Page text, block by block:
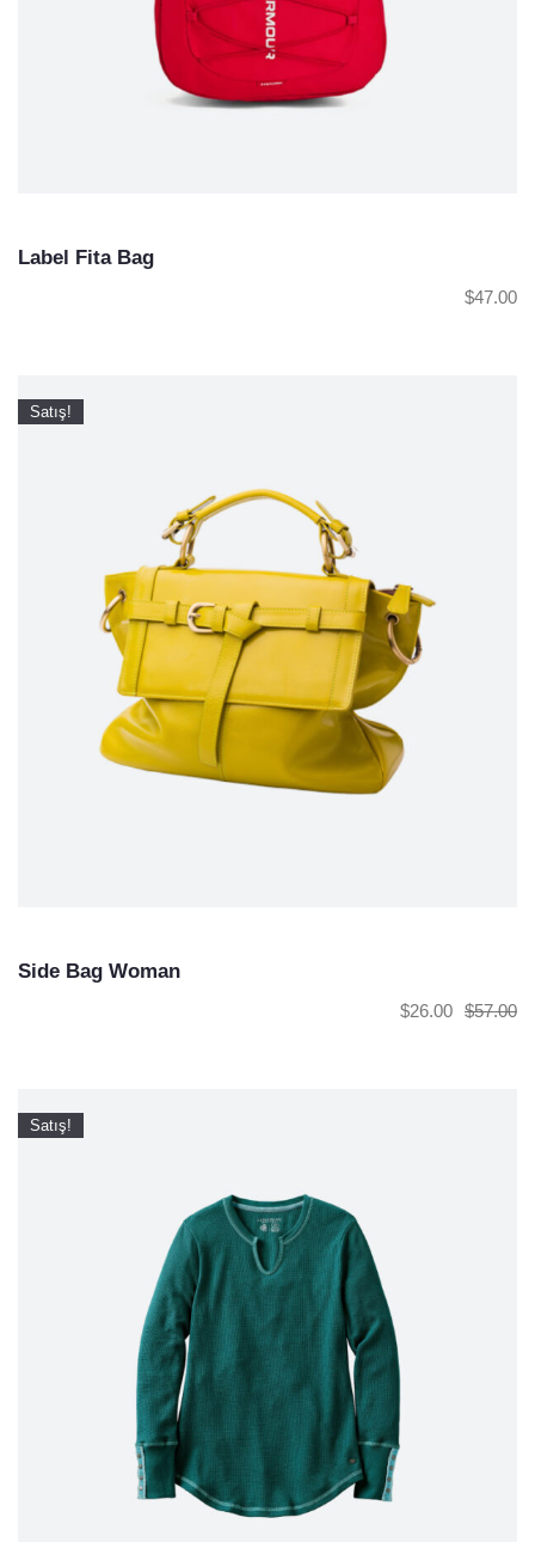
Label Fita Bag
$47.00
Satış!
Side Bag Woman
$57.00
$26.00
Satış!